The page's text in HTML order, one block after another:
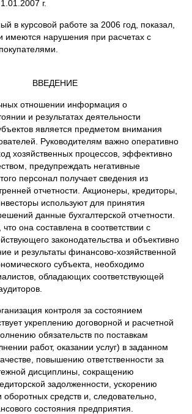
г.
в курсовой работе за 2006 год, показал,
имеются нарушения при расчетах с
ВВЕДЕНИЕ
отношении информация о
и результатах деятельности
является предметом внимания
Руководителям важно оперативно
хозяйственных процессов, эффективно
предупреждать негативные
персонал получает сведения из
отчетности. Акционеры, кредиторы,
используют для принятия
данные бухгалтерской отчетности.
она составлена в соответствии с
законодательства и объективно
и результаты финансово-хозяйственной
субъекта, необходимо
обладающих соответствующей
контроля за состоянием
укреплению договорной и расчетной
обязательств по поставкам
работ, оказании услуг) в заданном
повышению ответственности за
дисциплины, сокращению
задолженности, ускорению
средств и, следовательно,
состояния предприятия.